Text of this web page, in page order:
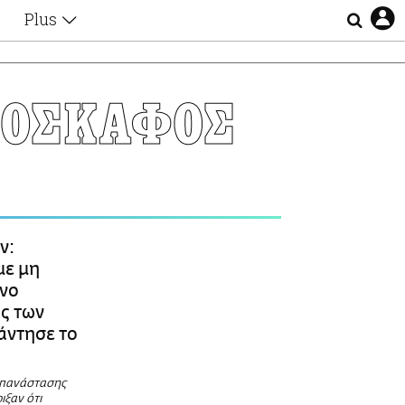
Plus
Αφιερώματα
Ζώδια
Απώλειες
Επιλογές
μη
των
το
ότι